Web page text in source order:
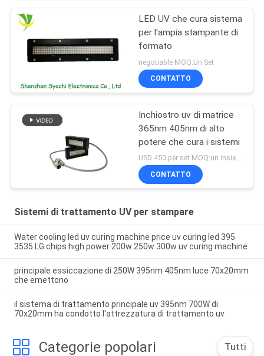
LED UV che cura sistema
per l'ampia stampante di
formato
negotiable MOQ:Un Set
CONTATTO
Inchiostro uv di matrice
365nm 405nm di alto
potere che cura i sistemi
USD 450 per set MOQ:un insieme
CONTATTO
Sistemi di trattamento UV per stampare
Water cooling led uv curing machine price uv curing led 395
3535 LG chips high power 200w 250w 300w uv curing machine
principale essiccazione di 250W 395nm 405nm luce 70x20mm
che emettono
il sistema di trattamento principale uv 395nm 700W di
70x20mm ha condotto l'attrezzatura di trattamento uv
Categorie popolari Tutti